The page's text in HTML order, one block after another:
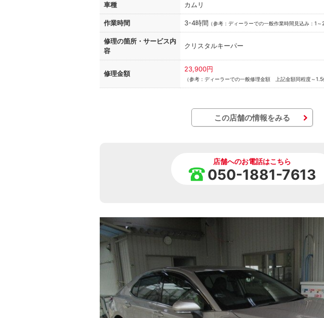
車種 カムリ
作業時間 3-4時間 （参考：ディーラーでの一般作業時間見込み：1～
修理の箇所・ サービス内
容
クリスタルキーパー
修理金額
23,900円
（参考：ディーラーでの一般修理金額 上記金額同程度～1.5
この店舗の情報をみる
店舗へのお電話はこちら
050-1881-7613